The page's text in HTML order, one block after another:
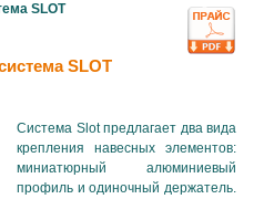
SLOT
SLOT
Система Slot предлагает два вида
крепления навесных элементов:
миниатюрный алюминиевый
профиль и одиночный держатель.